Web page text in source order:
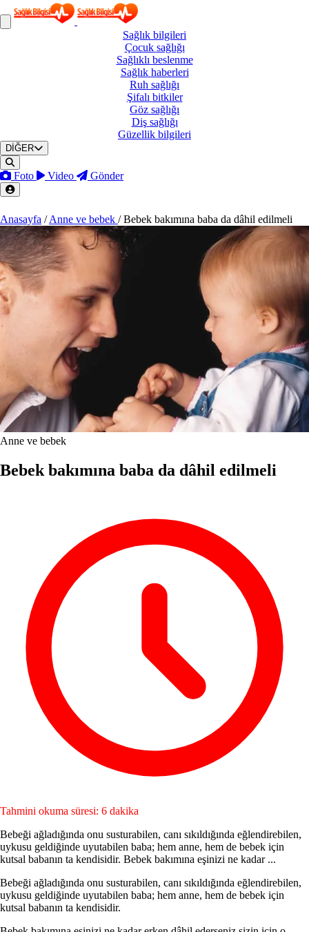
Sağlık bilgileri
Çocuk sağlığı
Sağlıklı beslenme
Sağlık haberleri
Ruh sağlığı
Şifalı bitkiler
Göz sağlığı
Diş sağlığı
Güzellik bilgileri
DİĞER
Foto Video Gönder
Anasayfa / Anne ve bebek / Bebek bakımına baba da dâhil edilmeli
Anne ve bebek
Bebek bakımına baba da dâhil edilmeli
Tahmini okuma süresi: 6 dakika
Bebeği ağladığında onu susturabilen, canı sı­kıldığında eğlendirebilen,
uykusu geldiğinde uyutabilen baba; hem anne, hem de bebek için
kutsal babanın ta kendisidir. Bebek bakımına eşinizi ne kadar ...
Bebeği ağladığında onu susturabilen, canı sı­kıldığında eğlendirebilen,
uykusu geldiğinde uyutabilen baba; hem anne, hem de bebek için
kutsal babanın ta kendisidir.